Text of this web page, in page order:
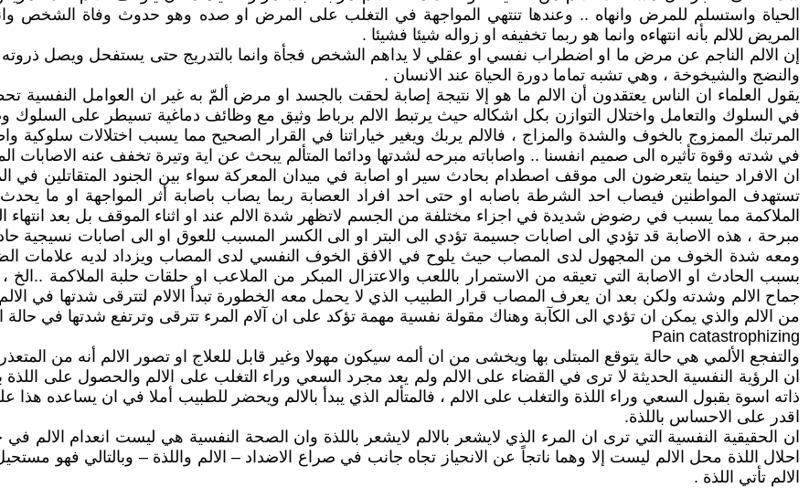
الحياة واستسلم للمرض وانهاه .. وعندها تنتهي المواجهة في التغلب على المرض او صده وهو حدوث وفاة الشخص
المريض للالم بأنه انتهاءه وانما هو ربما تخفيفه او زواله شيئا فشيئا .
إن الالم الناجم عن مرض ما او اضطراب نفسي او عقلي لا يداهم الشخص فجأة وانما بالتدريج حتى يستفحل ويصل ذروته
والنضج والشيخوخة ، وهي تشبه تماما دورة الحياة عند الانسان .
يقول العلماء ان الناس يعتقدون أن الالم ما هو إلا نتيجة إصابة لحقت بالجسد او مرض ألمّ به غير ان العوامل النفسية
في السلوك والتعامل واختلال التوازن بكل اشكاله حيث يرتبط الالم برباط وثيق مع وظائف دماغية تسيطر على السلوك وصنع
المرتبك الممزوج بالخوف والشدة والمزاج ، فالالم يربك ويغير خياراتنا في القرار الصحيح مما يسبب اختلالات
في شدته وقوة تأثيره الى صميم انفسنا .. واصاباته مبرحه لشدتها ودائما المتألم يبحث عن اية وتيرة تخفف عنه الاصابات
ان الافراد حينما يتعرضون الى موقف اصطدام بحادث سير او اصابة في ميدان المعركة سواء بين الجنود المتقاتلين
تستهدف المواطنين فيصاب احد الشرطة باصابه او حتى احد افراد العصابة ربما يصاب باصابة أثر المواجهة او ما
الملاكمة مما يسبب في رضوض شديدة في اجزاء مختلفة من الجسم لاتظهر شدة الالم عند او اثناء الموقف بل بعد انتهاء
مبرحة ، هذه الاصابة قد تؤدي الى اصابات جسيمة تؤدي الى البتر او الى الكسر المسبب للعوق او الى اصابات نسيجية حادة
ومعه شدة الخوف من المجهول لدى المصاب حيث يلوح في الافق الخوف النفسي لدى المصاب ويزداد لديه علامات
بسبب الحادث او الاصابة التي تعيقه من الاستمرار باللعب والاعتزال المبكر من الملاعب او حلقات حلبة الملاكمة
جماح الالم وشدته ولكن بعد ان يعرف المصاب قرار الطبيب الذي لا يحمل معه الخطورة تبدأ الالام لتترقى شدتها في
من الالم والذي يمكن ان تؤدي الى الكآبة وهناك مقولة نفسية مهمة تؤكد على ان آلام المرء تترقى وترتفع شدتها في حالة
Pain catastrophizing
والتفجع الألمي هي حالة يتوقع المبتلى بها ويخشى من ان ألمه سيكون مهولا وغير قابل للعلاج او تصور الالم أنه من
ان الرؤية النفسية الحديثة لا ترى في القضاء على الالم ولم يعد مجرد السعي وراء التغلب على الالم والحصول على اللذة
ذاته اسوة بقبول السعي وراء اللذة والتغلب على الالم ، فالمتألم الذي يبدأ بالالم ويحضر للطبيب أملا في ان يساعده هذا
اقدر على الاحساس باللذة.
ان الحقيقية النفسية التي ترى ان المرء الذي لايشعر بالالم لايشعر باللذة وان الصحة النفسية هي ليست انعدام الالم
احلال اللذة محل الالم ليست إلا وهما ناتجاً عن الانحياز تجاه جانب في صراع الاضداد – الالم واللذة – وبالتالي فهو
الالم تأتي اللذة .